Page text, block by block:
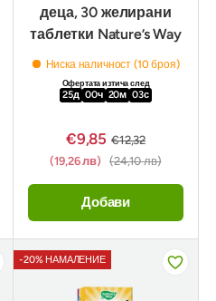
деца, 30 желирани
таблетки Nature’s Way
Ниска наличност (10 броя)
Офертата изтича след
25д 00ч 20м 02с
€9,85 €12,32
(19,26 лв) (24,10 лв)
Добави
-20% НАМАЛЕНИЕ